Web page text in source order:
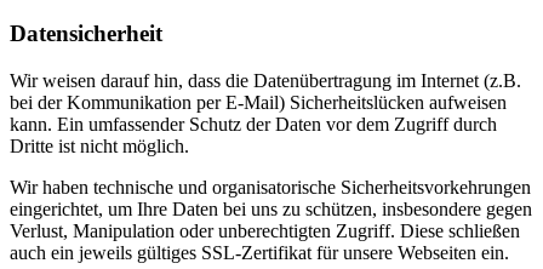
Datensicherheit
Wir weisen darauf hin, dass die Datenübertragung im Internet (z.B.
bei der Kommunikation per E-Mail) Sicherheitslücken aufweisen
kann. Ein umfassender Schutz der Daten vor dem Zugriff durch
Dritte ist nicht möglich.
Wir haben technische und organisatorische Sicherheitsvorkehrungen
eingerichtet, um Ihre Daten bei uns zu schützen, insbesondere gegen
Verlust, Manipulation oder unberechtigten Zugriff. Diese schließen
auch ein jeweils gültiges SSL-Zertifikat für unsere Webseiten ein.